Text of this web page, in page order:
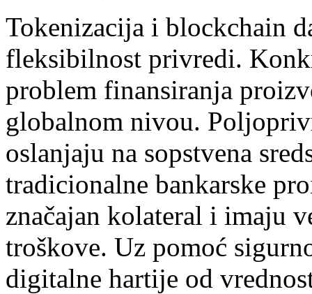
Tokenizacija i blockchain
fleksibilnost privredi.
problem finansiranja
globalnom nivou.
oslanjaju na sopstvena
tradicionalne bankarske
značajan kolateral i imaju
troškove. Uz pomoć
digitalne hartije od